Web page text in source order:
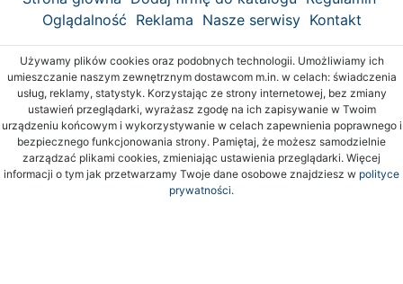
Oglądalność Reklama Nasze serwisy Kontakt
Używamy plików cookies oraz podobnych technologii. Umożliwiamy ich
umieszczanie naszym zewnętrznym dostawcom m.in. w celach: świadczenia
usług, reklamy, statystyk. Korzystając ze strony internetowej, bez zmiany
ustawień przeglądarki, wyrażasz zgodę na ich zapisywanie w Twoim
urządzeniu końcowym i wykorzystywanie w celach zapewnienia poprawnego i
bezpiecznego funkcjonowania strony. Pamiętaj, że możesz samodzielnie
zarządzać plikami cookies, zmieniając ustawienia przeglądarki. Więcej
informacji o tym jak przetwarzamy Twoje dane osobowe znajdziesz w polityce
prywatności.